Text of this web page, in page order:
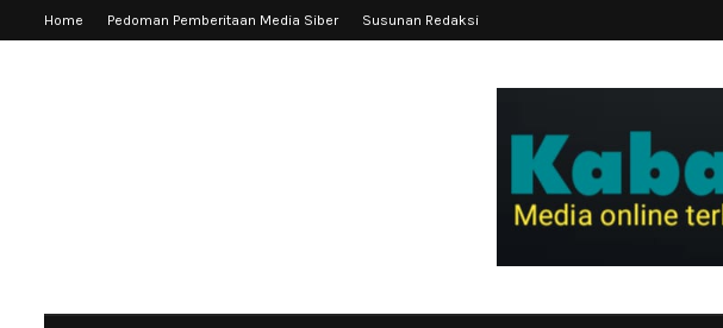
Home Pedoman Pemberitaan Media Siber Susunan Redaksi